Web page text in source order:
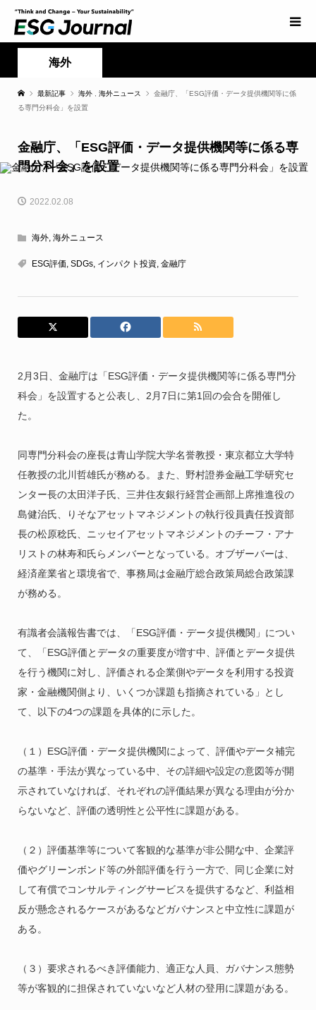
海外
最新記事 海外 海外ニュース
金融庁、「ESG評価・データ提供機関等に係
る専門分科会」を設置
金融庁、「ESG評価・データ提供機関等に係る専
門分科会」を設置
2022.02.08
海外, 海外ニュース
ESG評価, SDGs, インパクト投資, 金融庁
2月3日、金融庁は「ESG評価・データ提供機関等に係る専門分
科会」を設置すると公表し、2月7日に第1回の会合を開催し
た。
同専門分科会の座長は青山学院大学名誉教授・東京都立大学特
任教授の北川哲雄氏が務める。また、野村證券金融工学研究セ
ンター長の太田洋子氏、三井住友銀行経営企画部上席推進役の
島健治氏、りそなアセットマネジメントの執行役員責任投資部
長の松原稔氏、ニッセイアセットマネジメントのチーフ・アナ
リストの林寿和氏らメンバーとなっている。オブザーバーは、
経済産業省と環境省で、事務局は金融庁総合政策局総合政策課
が務める。
有識者会議報告書では、「ESG評価・データ提供機関」につい
て、「ESG評価とデータの重要度が増す中、評価とデータ提供
を行う機関に対し、評価される企業側やデータを利用する投資
家・金融機関側より、いくつか課題も指摘されている」とし
て、以下の4つの課題を具体的に示した。
（１）ESG評価・データ提供機関によって、評価やデータ補完
の基準・手法が異なっている中、その詳細や設定の意図等が開
示されていなければ、それぞれの評価結果が異なる理由が分か
らないなど、評価の透明性と公平性に課題がある。
（２）評価基準等について客観的な基準が非公開な中、企業評
価やグリーンボンド等の外部評価を行う一方で、同じ企業に対
して有償でコンサルティングサービスを提供するなど、利益相
反が懸念されるケースがあるなどガバナンスと中立性に課題が
ある。
（３）要求されるべき評価能力、適正な人員、ガバナンス態勢
等が客観的に担保されていないなど人材の登用に課題がある。